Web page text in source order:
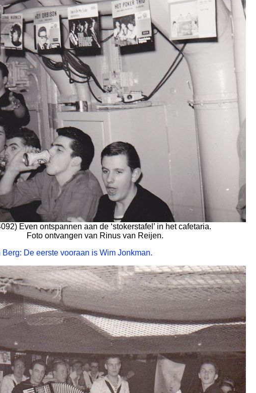
Even ontspannen aan de ‘stokerstafel’ in het cafetaria.
Foto ontvangen van Rinus van Reijen.
De eerste vooraan is Wim Jonkman.